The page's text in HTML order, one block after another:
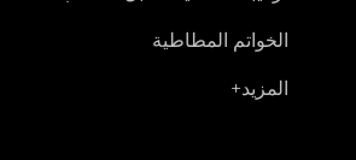
الخواتم المطاطية
المزيد+